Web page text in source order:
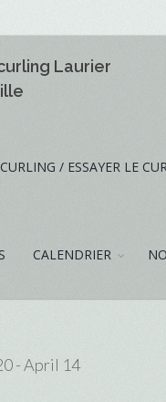
Laurier
/ ESSAYER LE
CALENDRIER
- April 14